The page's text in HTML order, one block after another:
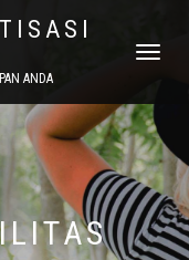
ANDA
NAVIGASI